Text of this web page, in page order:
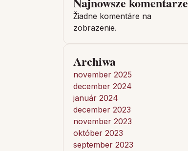
Žiadne komentáre na
zobrazenie.
Archiwa
november 2025
december 2024
január 2024
december 2023
november 2023
október 2023
september 2023